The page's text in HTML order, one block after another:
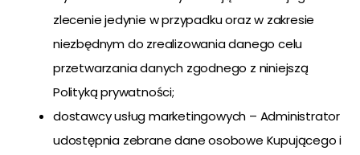
zlecenie jedynie w przypadku oraz w zakresie
niezbędnym do zrealizowania danego celu
przetwarzania danych zgodnego z niniejszą
Polityką prywatności;
dostawcy usług marketingowych – Administrator
udostępnia zebrane dane osobowe Kupującego i